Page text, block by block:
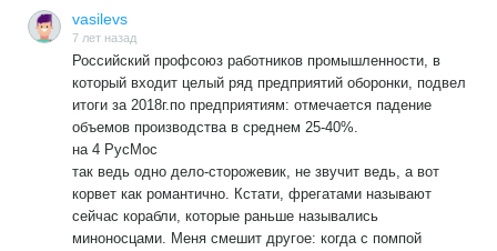
отстать навсегда!
vasilevs
7 лет назад
Российский профсоюз работников промышленности, в
который входит целый ряд предприятий оборонки, подвел
итоги за 2018г.по предприятиям: отмечается падение
объемов производства в среднем 25-40%.
на 4 РусМос
так ведь одно дело-сторожевик, не звучит ведь, а вот
корвет как романтично. Кстати, фрегатами называют
сейчас корабли, которые раньше назывались
миноносцами. Меня смешит другое: когда с помпой